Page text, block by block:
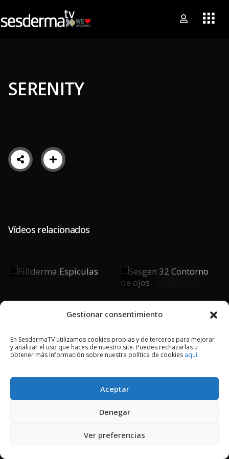
Gestionar consentimiento
En SesdermaTV utilizamos cookies propias y de terceros para mejorar
y analizar el uso que haces de nuestro site. Puedes rechazarlas u
obtener más información sobre nuestra política de cookies aquí.
Aceptar
Denegar
Ver preferencias
SERENITY
Vídeos relacionados
Fillderma
Sesgen 32
Contorno De
Ojos
2018 © Copyright Sesderma SL
AVISO LEGAL
POLÍTICA DE PRIVACIDAD
COOKIES